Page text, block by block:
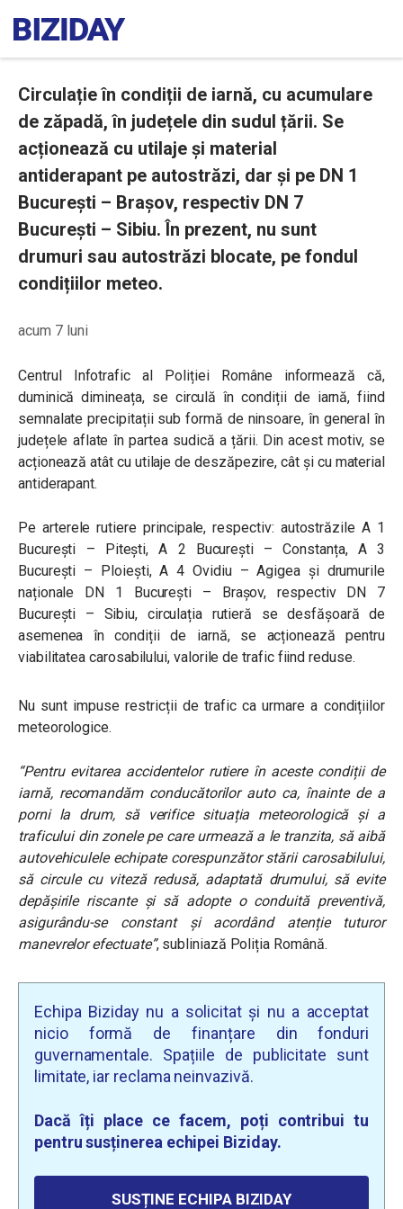
Circulație în condiții de iarnă, cu acumulare
de zăpadă, în județele din sudul țării. Se
acționează cu utilaje și material
antiderapant pe autostrăzi, dar și pe DN 1
București – Brașov, respectiv DN 7
București – Sibiu. În prezent, nu sunt
drumuri sau autostrăzi blocate, pe fondul
condițiilor meteo.
acum 7 luni
Centrul Infotrafic al Poliției Române informează că,
duminică dimineața, se circulă în condiții de iarnă, fiind
semnalate precipitații sub formă de ninsoare, în general în
județele aflate în partea sudică a țării. Din acest motiv, se
acționează atât cu utilaje de deszăpezire, cât și cu material
antiderapant.
Pe arterele rutiere principale, respectiv: autostrăzile A 1
București – Pitești, A 2 București – Constanța, A 3
București – Ploiești, A 4 Ovidiu – Agigea și drumurile
naționale DN 1 București – Brașov, respectiv DN 7
București – Sibiu, circulația rutieră se desfășoară de
asemenea în condiții de iarnă, se acționează pentru
viabilitatea carosabilului, valorile de trafic fiind reduse.
Nu sunt impuse restricții de trafic ca urmare a condițiilor
meteorologice.
“Pentru evitarea accidentelor rutiere în aceste condiții de
iarnă, recomandăm conducătorilor auto ca, înainte de a
porni la drum, să verifice situația meteorologică și a
traficului din zonele pe care urmează a le tranzita, să aibă
autovehiculele echipate corespunzător stării carosabilului,
să circule cu viteză redusă, adaptată drumului, să evite
depășirile riscante și să adopte o conduită preventivă,
asigurându-se constant și acordând atenție tuturor
manevrelor efectuate”, subliniază Poliția Română.
Echipa Biziday nu a solicitat și nu a acceptat
nicio formă de finanțare din fonduri
guvernamentale. Spațiile de publicitate sunt
limitate, iar reclama neinvazivă.
Dacă îți place ce facem, poți contribui tu
pentru susținerea echipei Biziday.
SUSȚINE ECHIPA BIZIDAY